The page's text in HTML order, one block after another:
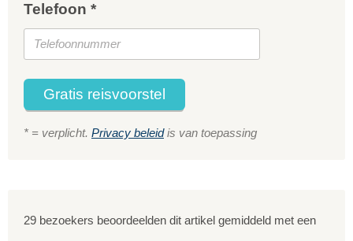
Telefoon *
Gratis reisvoorstel
* = verplicht. Privacy beleidis van toepassing
29 bezoekers beoordeelden dit artikel gemiddeld met een